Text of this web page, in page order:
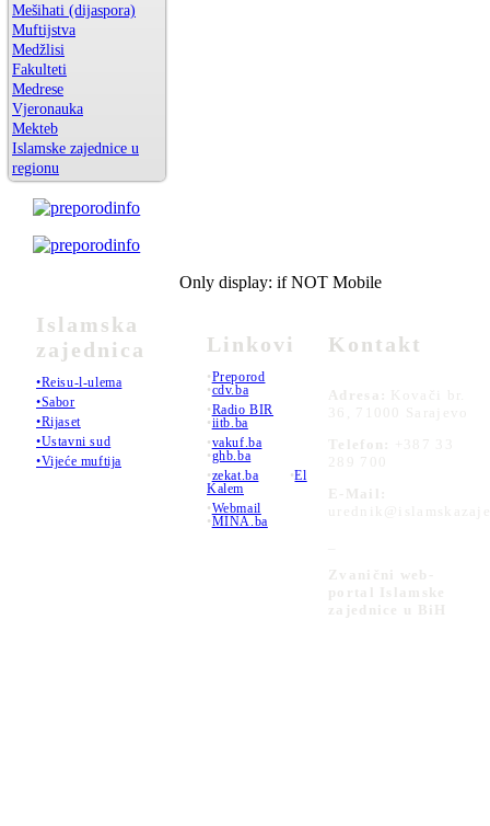
Mešihati (dijaspora)
Muftijstva
Medžlisi
Fakulteti
Medrese
Vjeronauka
Mekteb
Islamske zajednice u
regionu
Islamska
zajednica
•Reisu-l-ulema
•Sabor
•Rijaset
•Ustavni sud
•Vijeće muftija
Only display: if NOT Mobile
Linkovi
•Preporod
•cdv.ba
•Radio BIR
•iitb.ba
•vakuf.ba
•ghb.ba
•zekat.ba •El
Kalem
•Webmail
•MINA.ba
Kontakt
Adresa:
Kovači br.
36, 71000 Sarajevo
Telefon:
+387 33
289 700
E-Mail:
Zvanični web-
portal Islamske
zajednice u BiH